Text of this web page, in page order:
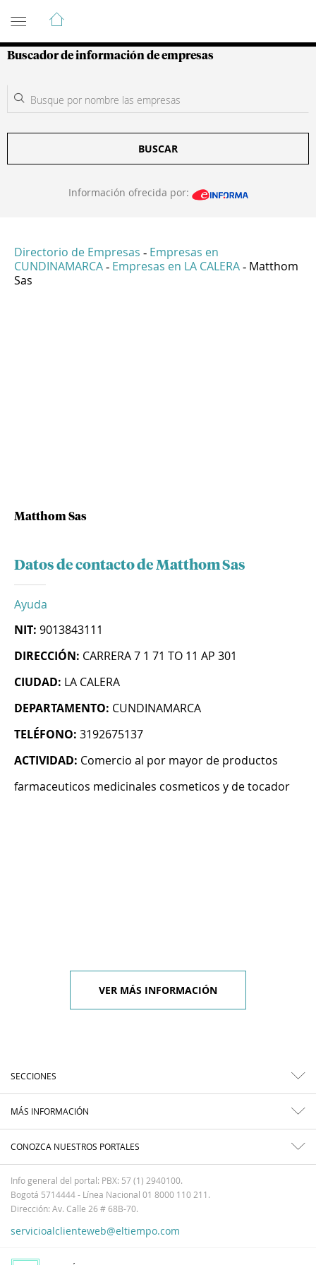
Guía de Empresas Colombianas
Buscador de información de empresas
BUSCAR
Información ofrecida por:
Directorio de Empresas - Empresas en
CUNDINAMARCA - Empresas en LA CALERA - Matthom
Sas
Matthom Sas
Datos de contacto de Matthom Sas
Ayuda
NIT: 9013843111
DIRECCIÓN: CARRERA 7 1 71 TO 11 AP 301
CIUDAD: LA CALERA
DEPARTAMENTO: CUNDINAMARCA
TELÉFONO: 3192675137
ACTIVIDAD: Comercio al por mayor de productos
farmaceuticos medicinales cosmeticos y de tocador
VER MÁS INFORMACIÓN
SECCIONES
MÁS INFORMACIÓN
CONOZCA NUESTROS PORTALES
Info general del portal: PBX: 57 (1) 2940100.
Bogotá 5714444 - Línea Nacional 01 8000 110 211.
Dirección: Av. Calle 26 # 68B-70.
servicioalclienteweb@eltiempo.com